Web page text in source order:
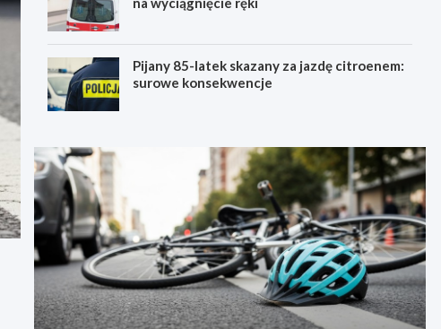
Pijany 85-latek skazany za jazdę citroenem:
surowe konsekwencje